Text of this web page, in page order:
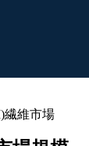
繊維市場